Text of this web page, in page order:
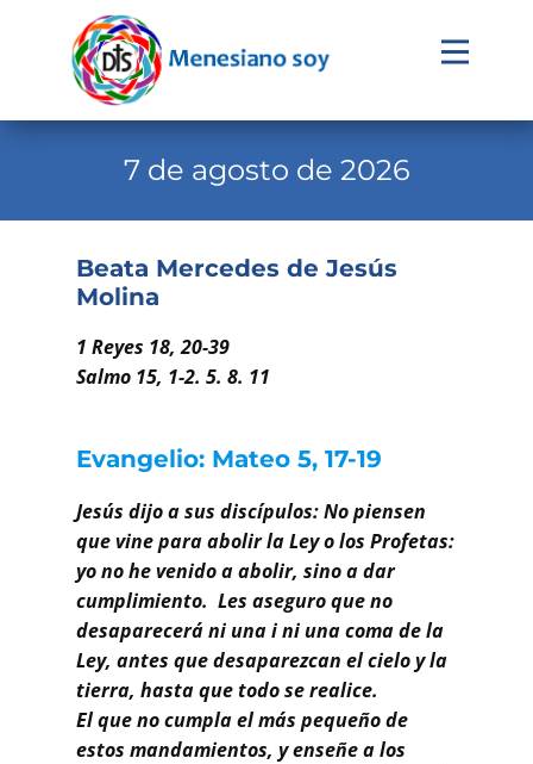
Evangelio
Institucional
Familia Menesiana
Pastoral Vocacional
Recursos
Buscar
7 de agosto de 2026
Beata Mercedes de Jesús
Molina
1 Reyes 18, 20-39
Salmo 15, 1-2. 5. 8. 11
Evangelio: Mateo 5, 17-19
Jesús dijo a sus discípulos: No piensen
que vine para abolir la Ley o los Profetas:
yo no he venido a abolir, sino a dar
cumplimiento. Les aseguro que no
desaparecerá ni una i ni una coma de la
Ley, antes que desaparezcan el cielo y la
tierra, hasta que todo se realice.
El que no cumpla el más pequeño de
estos mandamientos, y enseñe a los